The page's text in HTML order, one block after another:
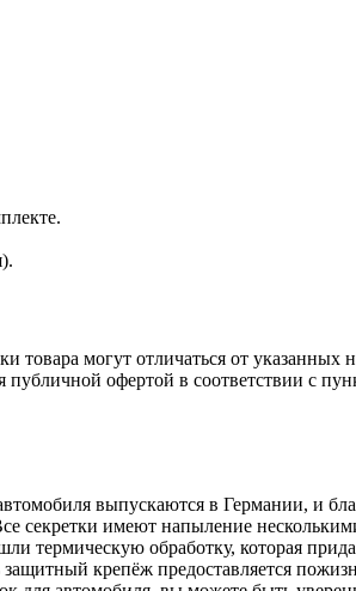
товара могут отличаться от
публичной офертой в соответствии с
выпускаются в Германии, и
секретки имеют напыление
термическую обработку, которая
защитный крепёж предоставляется